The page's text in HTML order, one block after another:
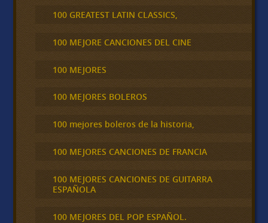
100 GREATEST LATIN CLASSICS,
100 MEJORE CANCIONES DEL CINE
100 MEJORES
100 MEJORES BOLEROS
100 mejores boleros de la historia,
100 MEJORES CANCIONES DE FRANCIA
100 MEJORES CANCIONES DE GUITARRA
ESPAÑOLA
100 MEJORES DEL POP ESPAÑOL.